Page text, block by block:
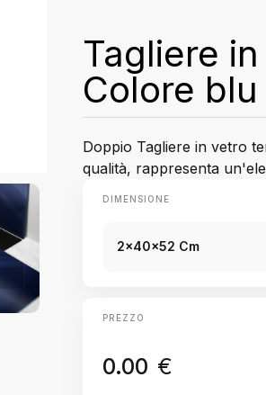
Tagliere
Colore blu
Doppio Tagliere in vetro
qualità, rappresenta
DIMENSIONE
2x40x52 Cm
PREZZO
0.00 €